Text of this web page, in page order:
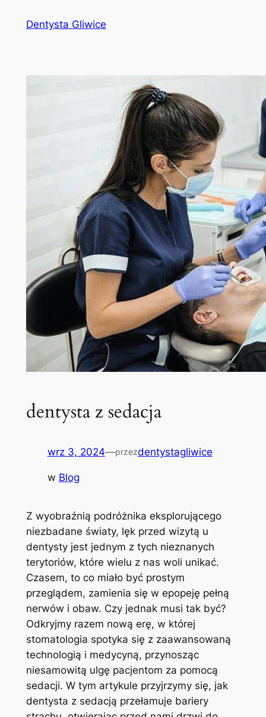
Dentysta Gliwice
dentysta z sedacja
wrz 3, 2024—przezdentystagliwice
w Blog
Z wyobraźnią podróżnika eksplorującego
niezbadane światy, lęk przed wizytą u
dentysty jest jednym z tych nieznanych
terytoriów, które wielu z nas woli unikać.
Czasem, to co miało być prostym
przeglądem, zamienia się w epopeję pełną
nerwów i obaw. Czy jednak musi tak być?
Odkryjmy razem nową erę, w której
stomatologia spotyka się z zaawansowaną
technologią i medycyną, przynosząc
niesamowitą ulgę pacjentom za pomocą
sedacji. W tym artykule przyjrzymy się, jak
dentysta z sedacją przełamuje bariery